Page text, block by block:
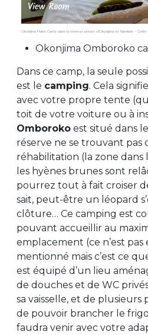
Okonjima Plains Camp dans la réserve privée d’Okonjima en Namibie –
Okonjima Omboroko
Dans ce camp, la seule
est le camping. Cela
avec votre propre tente
toit de votre voiture ou à
Omboroko est situé dans
réserve ne se trouvant pas
réhabilitation (la zone
les hyènes brunes sont
pourrez tout à fait croiser
sait, peut-être un léopard
clôture… Ce camping est
pouvant accueillir au
emplacement (ce n’est
mentionné mais c’est ce
est équipé d’un lieu
de douches et de WC
sa vaisselle, et de
de pouvoir brancher le
faudra venir avec votre